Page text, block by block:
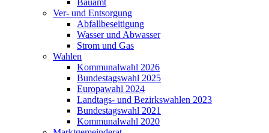
Bauamt
Ver- und Entsorgung
Abfallbeseitigung
Wasser und Abwasser
Strom und Gas
Wahlen
Kommunalwahl 2026
Bundestagswahl 2025
Europawahl 2024
Landtags- und Bezirkswahlen 2023
Bundestagswahl 2021
Kommunalwahl 2020